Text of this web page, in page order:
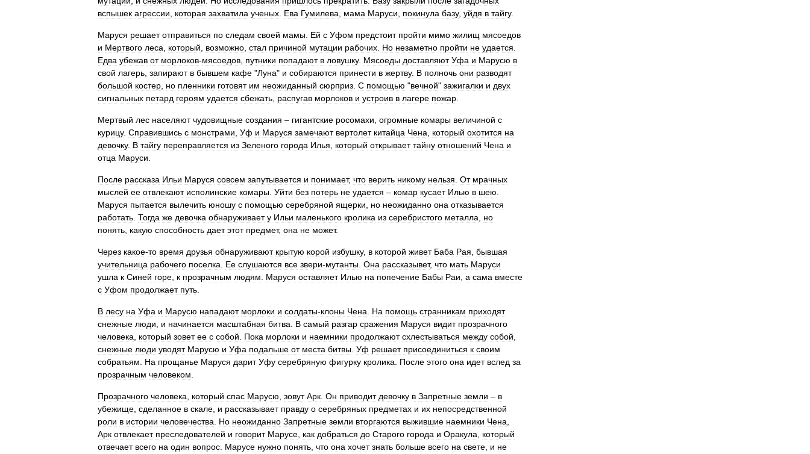
вспышек агрессии которая захватила ученых Ева Гумилева мама Маруси покинула базу, уйдя в тайгу.
Маруся решает отправиться по следам своей мамы Ей с Уфом предстоит пройти мимо жилищ мясоедов
и Мертвого леса который возможно стал причиной мутации рабочих Но незаметно пройти не удается
Едва убежав от морлоков-мясоедов путники попадают в ловушку. Мясоеды доставляют Уфа и Марусю в
свой лагерь запирают в бывшем кафе "Луна" и собираются принести в жертву. В полночь они разводят
большой костер но пленники готовят им неожиданный сюрприз С помощью "вечной" зажигалки и двух
сигнальных петард героям удается сбежать распугав морлоков и устроив в лагере пожар
Мертвый лес населяют чудовищные создания – гигантские росомахи огромные комары величиной с
курицу. Справившись с монстрами Уф и Маруся замечают вертолет китайца Чена который охотится на
девочку. В тайгу переправляется из Зеленого города Илья который открывает тайну отношений Чена и
отца Маруси
После рассказа Ильи Маруся совсем запутывается и понимает, что верить никому нельзя От мрачных
мыслей ее отвлекают исполинские комары Уйти без потерь не удается – комар кусает Илью в шею
Маруся пытается вылечить юношу с помощью серебряной ящерки но неожиданно она отказывается
работать Тогда же девочка обнаруживает у Ильи маленького кролика из серебристого металла
но
понять какую способность дает этот предмет, она не может.
Через какое-то время друзья обнаруживают крытую корой избушку, в которой живет Баба Рая бывшая
учительница рабочего поселка Ее слушаются все звери-мутанты Она рассказывет, что мать Маруси
ушла к Синей горе к прозрачным людям Маруся оставляет Илью на попечение Бабы Раи а сама вместе
с Уфом продолжает путь
В лесу на Уфа и Марусю нападают морлоки и солдаты-клоны Чена На помощь странникам приходят
снежные люди и начинается масштабная битва В самый разгар сражения Маруся видит прозрачного
человека
который зовет ее с собой Пока морлоки и наемники продолжают схлестываться между собой
снежные люди уводят Марусю и Уфа подальше от места битвы Уф решает присоединиться к своим
собратьям
На прощанье Маруся дарит Уфу серебряную фигурку кролика После этого она идет вслед за
прозрачным человеком
Прозрачного человека который спас Марусю зовут Арк Он приводит девочку в Запретные земли – в
убежище сделанное в скале и рассказывает правду о серебряных предметах и их непосредственной
роли в истории человечества Но неожиданно Запретные земли вторгаются выжившие наемники Чена
Арк отвлекает преследователей и говорит Марусе как добраться до Старого города и Оракула
который
отвечает всего на один вопрос Марусе нужно понять что она хочет знать больше всего на свете и не